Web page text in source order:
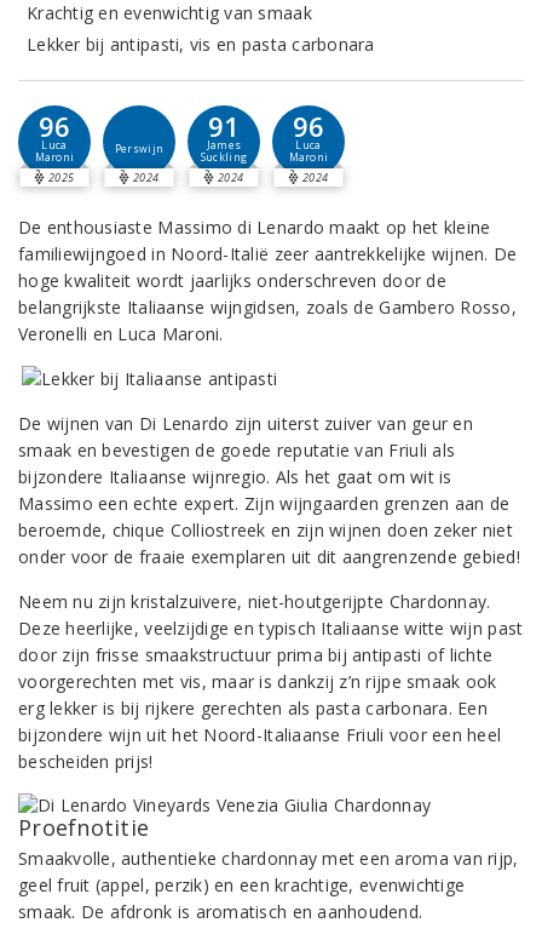
Krachtig en evenwichtig van smaak
Lekker bij antipasti, vis en pasta carbonara
96
Luca
Maroni
2025
Perswijn
2024
91
James
Suckling
2024
96
Luca
Maroni
2024
De enthousiaste Massimo di Lenardo maakt op het kleine
familiewijngoed in Noord-Italië zeer aantrekkelijke wijnen. De
hoge kwaliteit wordt jaarlijks onderschreven door de
belangrijkste Italiaanse wijngidsen, zoals de Gambero Rosso,
Veronelli en Luca Maroni.
De wijnen van Di Lenardo zijn uiterst zuiver van geur en
smaak en bevestigen de goede reputatie van Friuli als
bijzondere Italiaanse wijnregio. Als het gaat om wit is
Massimo een echte expert. Zijn wijngaarden grenzen aan de
beroemde, chique Colliostreek en zijn wijnen doen zeker niet
onder voor de fraaie exemplaren uit dit aangrenzende gebied!
Neem nu zijn kristalzuivere, niet-houtgerijpte Chardonnay.
Deze heerlijke, veelzijdige en typisch Italiaanse witte wijn past
door zijn frisse smaakstructuur prima bij antipasti of lichte
voorgerechten met vis, maar is dankzij z’n rijpe smaak ook
erg lekker is bij rijkere gerechten als pasta carbonara. Een
bijzondere wijn uit het Noord-Italiaanse Friuli voor een heel
bescheiden prijs!
Proefnotitie
Smaakvolle, authentieke chardonnay met een aroma van rijp,
geel fruit (appel, perzik) en een krachtige, evenwichtige
smaak. De afdronk is aromatisch en aanhoudend.